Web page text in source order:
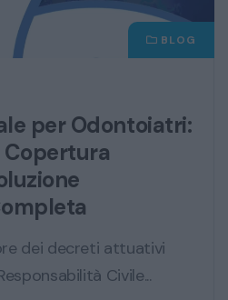
BLOG
per Odontoiatri:
Copertura
dei decreti attuativi
Civile...